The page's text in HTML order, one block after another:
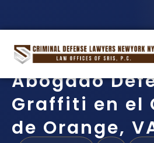
Abogado
Graffiti en el
de Orange,